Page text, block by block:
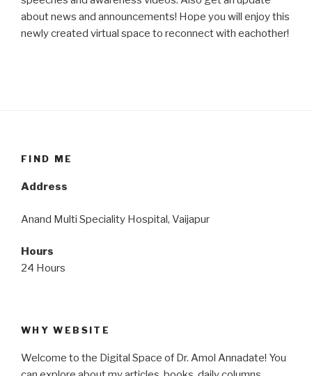
about news and announcements! Hope you will enjoy this
newly created virtual space to reconnect with eachother!
FIND ME
Address
Anand Multi Speciality Hospital, Vaijapur
Hours
24 Hours
WHY WEBSITE
Welcome to the Digital Space of Dr. Amol Annadate! You